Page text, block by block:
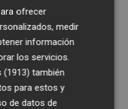
ofrecer
medir
información
los servicios.
(1913) también
para estos y
de datos de